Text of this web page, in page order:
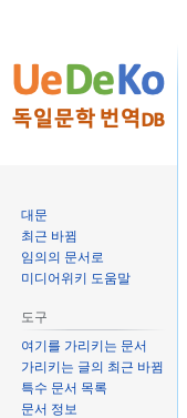
대문
최근 바뀜
임의의 문서로
미디어위키 도움말
도구
여기를 가리키는 문서
가리키는 글의 최근 바뀜
특수 문서 목록
문서 정보